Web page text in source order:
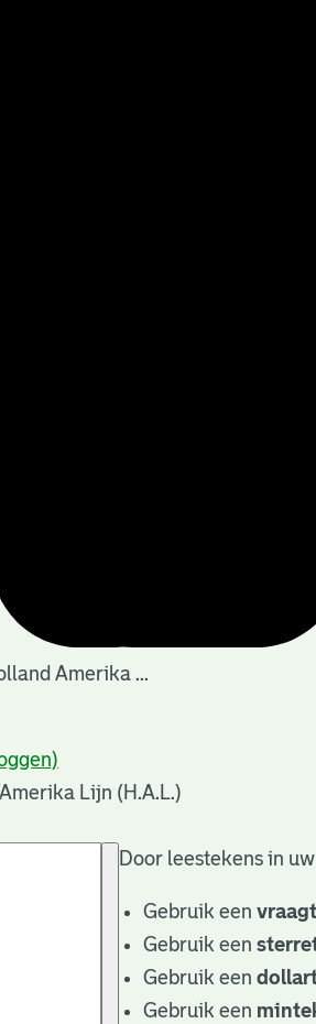
Amerika ...
Lijn (H.A.L.)
Door leestekens in
Gebruik een
Gebruik een
Gebruik een
Gebruik een